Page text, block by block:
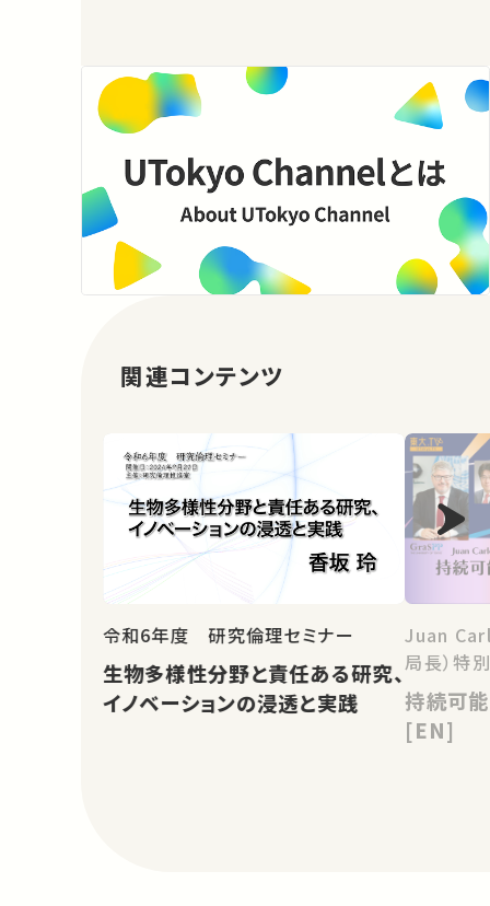
関連コンテンツ
令和6年度 研究倫理セミナー
生物多様性分野と責任ある研究、
イノベーションの浸透と実践
Juan
局長）特
持続可
[EN]